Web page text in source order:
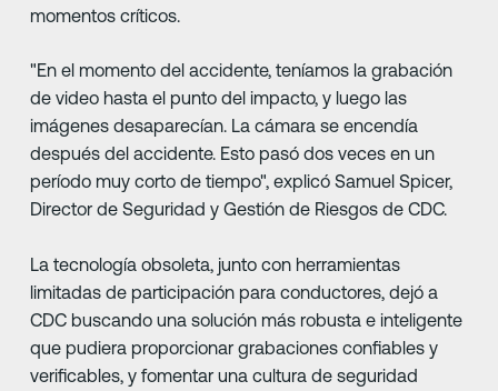
momentos críticos.
"En el momento del accidente, teníamos la grabación
de video hasta el punto del impacto, y luego las
imágenes desaparecían. La cámara se encendía
después del accidente. Esto pasó dos veces en un
período muy corto de tiempo", explicó Samuel Spicer,
Director de Seguridad y Gestión de Riesgos de CDC.
La tecnología obsoleta, junto con herramientas
limitadas de participación para conductores, dejó a
CDC buscando una solución más robusta e inteligente
que pudiera proporcionar grabaciones confiables y
verificables, y fomentar una cultura de seguridad